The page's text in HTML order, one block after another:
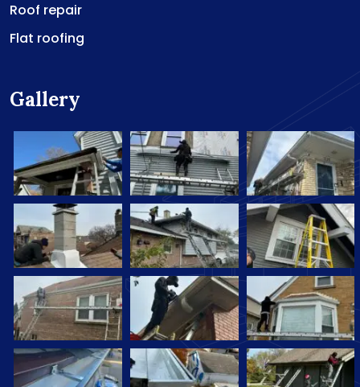
Roof repair
Flat roofing
Gallery